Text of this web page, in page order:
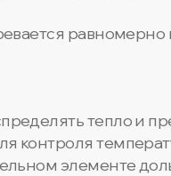
равномерно
тепло и
контроля
элементе